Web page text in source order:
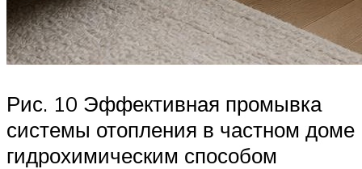
Рис. 10 Эффективная промывка
системы отопления в частном доме
гидрохимическим способом